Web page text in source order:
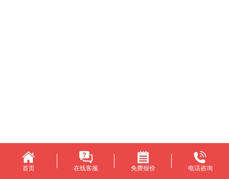
首页 在线客服 免费报价 电话咨询